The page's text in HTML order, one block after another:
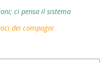
ci pensa il sistema
dei compagni